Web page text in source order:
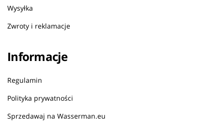
Wysyłka
Zwroty i reklamacje
Informacje
Regulamin
Polityka prywatności
Sprzedawaj na Wasserman.eu